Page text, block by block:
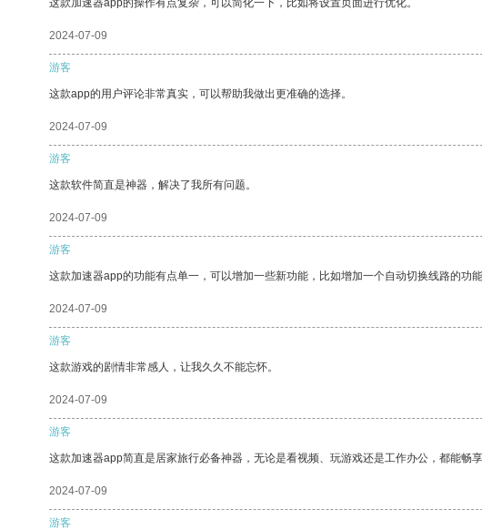
这款加速器app的操作有点复杂，可以简化一下，比如将设置页面进行优化。
2024-07-09
游客
这款app的用户评论非常真实，可以帮助我做出更准确的选择。
2024-07-09
游客
这款软件简直是神器，解决了我所有问题。
2024-07-09
游客
这款加速器app的功能有点单一，可以增加一些新功能，比如增加一个自动切换线路的功能
2024-07-09
游客
这款游戏的剧情非常感人，让我久久不能忘怀。
2024-07-09
游客
这款加速器app简直是居家旅行必备神器，无论是看视频、玩游戏还是工作办公，都能畅
2024-07-09
游客